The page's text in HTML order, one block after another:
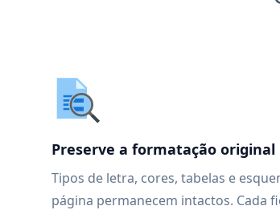
Preserve a formatação original
Tipos de letra, cores, tabelas e
página permanecem intactos. Cada